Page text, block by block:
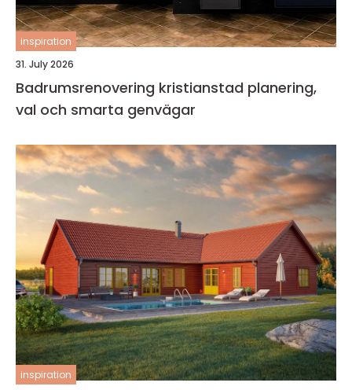
inspiration
31. July 2026
Badrumsrenovering kristianstad planering,
val och smarta genvägar
inspiration